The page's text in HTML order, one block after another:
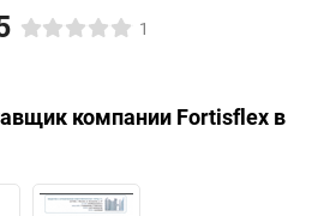
1
компании Fortisflex в